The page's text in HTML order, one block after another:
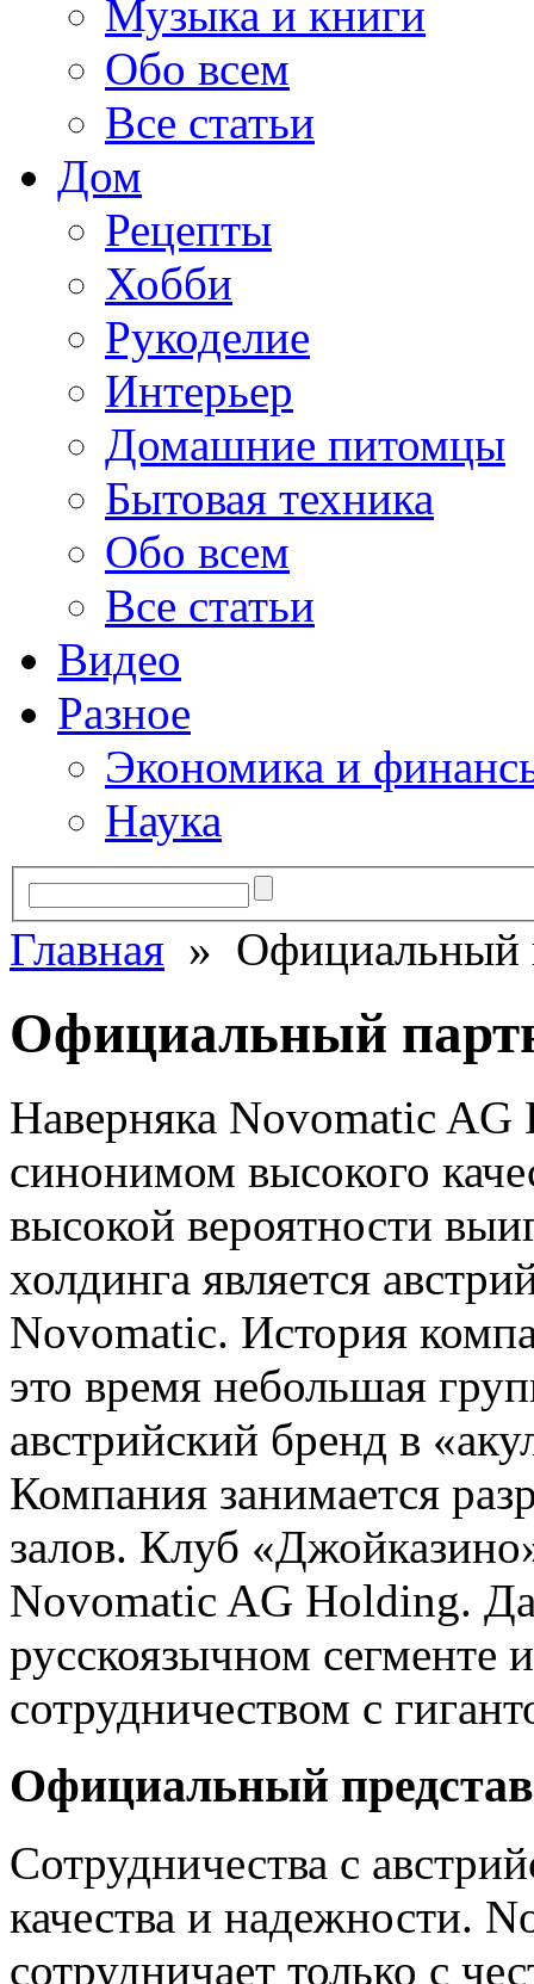
Музыка и книги
Обо всем
Все статьи
Дом
Рецепты
Хобби
Рукоделие
Интерьер
Домашние питомцы
Бытовая техника
Обо всем
Все статьи
Видео
Разное
Экономика и
Наука
Главная » Официальный
Официальный
Наверняка Novomatic
синонимом высокого
высокой вероятности
холдинга является
Novomatic. История
это время небольшая
австрийский бренд в
Компания занимается
залов. Клуб
Novomatic AG Holding.
русскоязычном сегменте
сотрудничеством с
Официальный
Сотрудничества с
качества и надежности.
сотрудничает только с